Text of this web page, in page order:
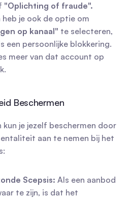
"Oplichting of fraude".
op kanaal" te selecteren,
een persoonlijke blokkering.
meer van dat account op
Beschermen
je jezelf beschermen door
aan te nemen bij het
Scepsis: Als een aanbod
te zijn, is dat het